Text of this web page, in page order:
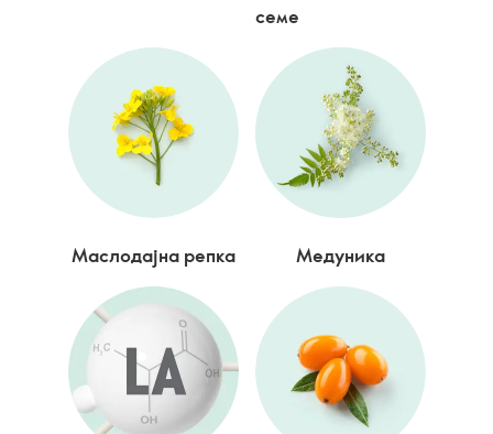
семе
Маслодајна репка Медуника